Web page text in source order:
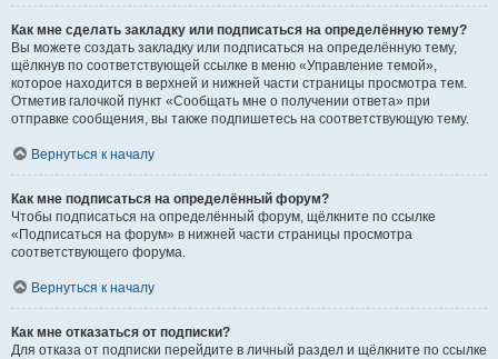
Как мне сделать закладку или подписаться на определённую тему?
Вы можете создать закладку или подписаться на определённую тему,
щёлкнув по соответствующей ссылке в меню «Управление темой»,
которое находится в верхней и нижней части страницы просмотра тем.
Отметив галочкой пункт «Сообщать мне о получении ответа» при
отправке сообщения, вы также подпишетесь на соответствующую тему.
Вернуться к началу
Как мне подписаться на определённый форум?
Чтобы подписаться на определённый форум, щёлкните по ссылке
«Подписаться на форум» в нижней части страницы просмотра
соответствующего форума.
Вернуться к началу
Как мне отказаться от подписки?
Для отказа от подписки перейдите в личный раздел и щёлкните по ссылке